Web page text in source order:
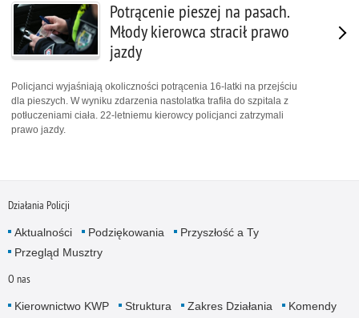
Potrącenie pieszej na pasach.
Młody kierowca stracił prawo
jazdy
Policjanci wyjaśniają okoliczności potrącenia 16-latki na przejściu
dla pieszych. W wyniku zdarzenia nastolatka trafiła do szpitala z
potłuczeniami ciała. 22-letniemu kierowcy policjanci zatrzymali
prawo jazdy.
Działania Policji
Aktualności Podziękowania
Przyszłość a Ty
Przegląd Musztry
O nas
Kierownictwo KWP Struktura Zakres Działania
Komendy